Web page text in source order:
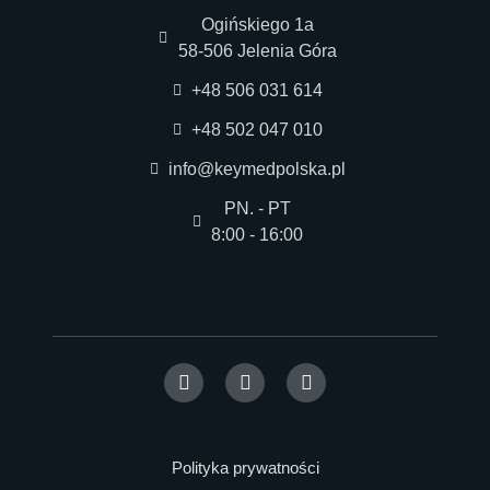
Ogińskiego 1a
58-506 Jelenia Góra
+48 506 031 614
+48 502 047 010
info@keymedpolska.pl
PN. - PT
8:00 - 16:00
Polityka prywatności